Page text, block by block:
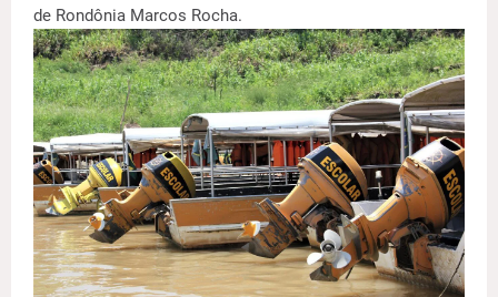
de Rondônia Marcos Rocha.